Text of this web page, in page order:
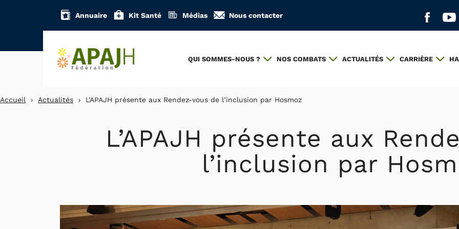
Annuaire Kit Santé Médias Nous contacter
Aller
QUI SOMMES-NOUS ? NOS COMBATS ACTUALITÉS CARRIÈRE
Accueil › Actualités › L’APAJH présente aux Rendez-vous de l’inclusion par Hosmoz
L’APAJH présente aux
l’inclusion par